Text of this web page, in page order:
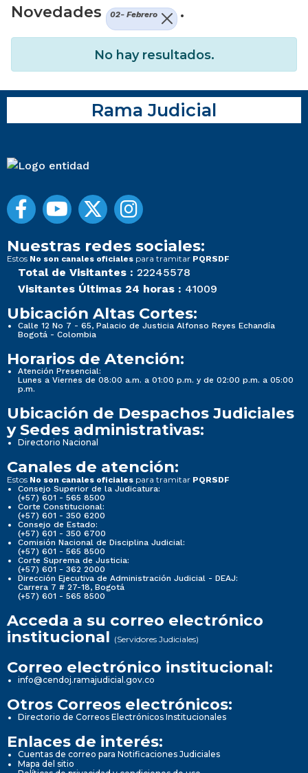
Novedades
02- Febrero .
No hay resultados.
Rama Judicial
Nuestras redes sociales:
Estos No son canales oficiales para tramitar PQRSDF
Total de Visitantes : 22245578
Visitantes Últimas 24 horas : 41009
Ubicación Altas Cortes:
Calle 12 No 7 - 65, Palacio de Justicia Alfonso Reyes Echandía
Bogotá - Colombia
Horarios de Atención:
Atención Presencial:
Lunes a Viernes de 08:00 a.m. a 01:00 p.m. y de 02:00 p.m. a 05:00
p.m.
Ubicación de Despachos Judiciales
y Sedes administrativas:
Directorio Nacional
Canales de atención:
Estos No son canales oficiales para tramitar PQRSDF
Consejo Superior de la Judicatura:
(+57) 601 - 565 8500
Corte Constitucional:
(+57) 601 - 350 6200
Consejo de Estado:
(+57) 601 - 350 6700
Comisión Nacional de Disciplina Judicial:
(+57) 601 - 565 8500
Corte Suprema de Justicia:
(+57) 601 - 362 2000
Dirección Ejecutiva de Administración Judicial - DEAJ:
Carrera 7 # 27-18, Bogotá
(+57) 601 - 565 8500
Acceda a su correo electrónico
institucional (Servidores Judiciales)
Correo electrónico institucional:
info@cendoj.ramajudicial.gov.co
Otros Correos electrónicos:
Directorio de Correos Electrónicos Institucionales
Enlaces de interés:
Cuentas de correo para Notificaciones Judiciales
Mapa del sitio